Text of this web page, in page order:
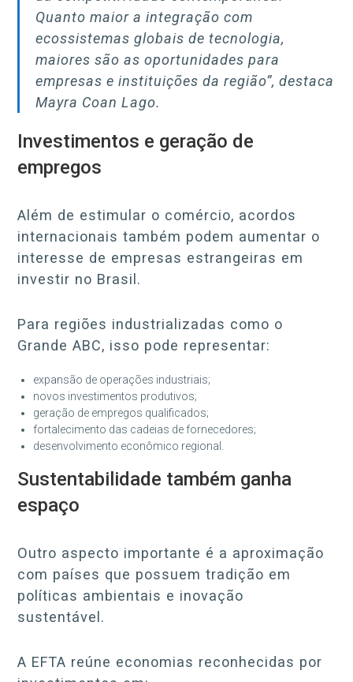
Quanto maior a integração com
ecossistemas globais de tecnologia,
maiores são as oportunidades para
empresas e instituições da região”, destaca
Mayra Coan Lago.
Investimentos e geração de
empregos
Além de estimular o comércio, acordos
internacionais também podem aumentar o
interesse de empresas estrangeiras em
investir no Brasil.
Para regiões industrializadas como o
Grande ABC, isso pode representar:
expansão de operações industriais;
novos investimentos produtivos;
geração de empregos qualificados;
fortalecimento das cadeias de fornecedores;
desenvolvimento econômico regional.
Sustentabilidade também ganha
espaço
Outro aspecto importante é a aproximação
com países que possuem tradição em
políticas ambientais e inovação
sustentável.
A EFTA reúne economias reconhecidas por